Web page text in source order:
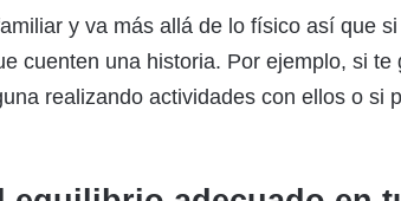
y va más allá de lo físico así que
cuenten una historia. Por ejemplo, si te
realizando actividades con ellos o si